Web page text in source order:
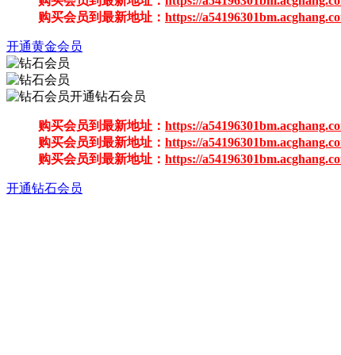
购买会员到最新地址： https://
开通黄金会员
开通钻石会员
购买会员到最新地址： https://
购买会员到最新地址： https://
购买会员到最新地址： https://
开通钻石会员